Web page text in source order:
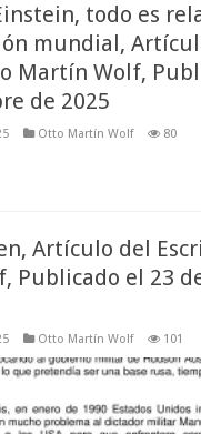
todo es
mundial,
Martín Wolf,
de 2025
Otto Martín Wolf 80
Artículo del
Publicado el 23
Otto Martín Wolf 101